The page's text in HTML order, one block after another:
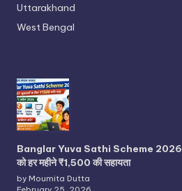
Uttarakhand
West Bengal
Banglar Yuva Sathi Scheme 2026:
को हर महीने ₹1,500 की सहायता
by Moumita Dutta